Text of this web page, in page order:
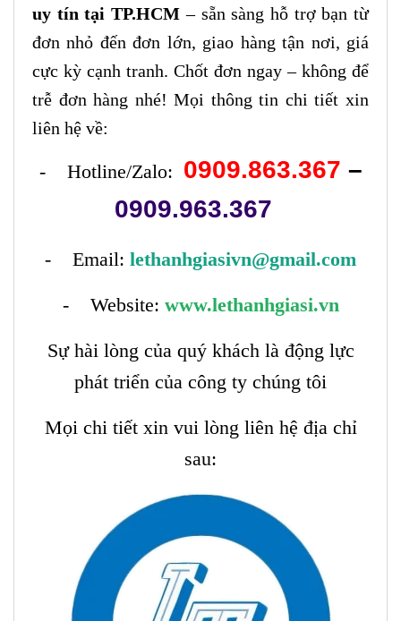
uy tín tại TP.HCM – sẵn sàng hỗ trợ bạn từ
đơn nhỏ đến đơn lớn, giao hàng tận nơi, giá
cực kỳ cạnh tranh. Chốt đơn ngay – không để
trễ đơn hàng nhé! Mọi thông tin chi tiết xin
liên hệ về:
- Hotline/Zalo: 0909.863.367 –
0909.963.367
- Email: lethanhgiasivn@gmail.com
- Website: www.lethanhgiasi.vn
Sự hài lòng của quý khách là động lực
phát triển của công ty chúng tôi
Mọi chi tiết xin vui lòng liên hệ địa chỉ
sau: